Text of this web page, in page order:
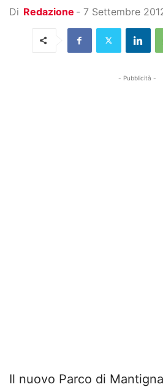
Di Redazione - 7 Settembre
- Pubblicità -
Il nuovo Parco di